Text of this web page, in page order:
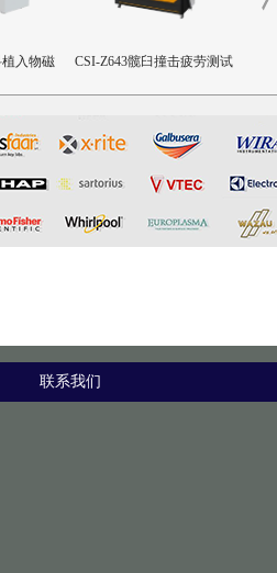
疲劳测试
CSI-Z642三轴疲劳试验机
联系我们